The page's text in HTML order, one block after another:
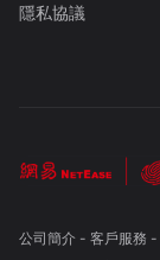
隱私協議
公司簡介- 客戶服務 -